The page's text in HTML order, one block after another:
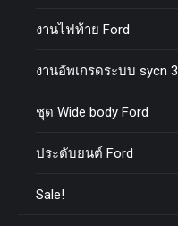
งานไฟท้าย Ford
งานอัพเกรดระบบ sycn 3
ชุด Wide body Ford
ประดับยนต์ Ford
Sale!